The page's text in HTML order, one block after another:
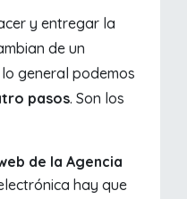
y entregar la
de un
general podemos
pasos. Son los
de la Agencia
hay que